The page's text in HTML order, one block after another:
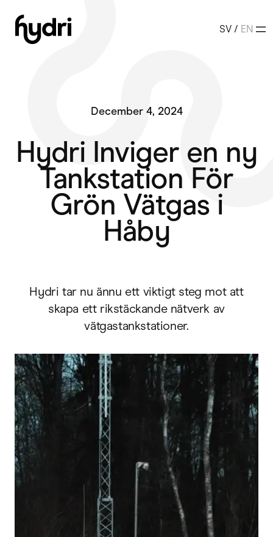
innehåll
SV / EN
December 4, 2024
Hydri Inviger en ny
Tankstation För
Grön Vätgas i
Håby
Hydri tar nu ännu ett viktigt steg mot att
skapa ett rikstäckande nätverk av
vätgastankstationer.